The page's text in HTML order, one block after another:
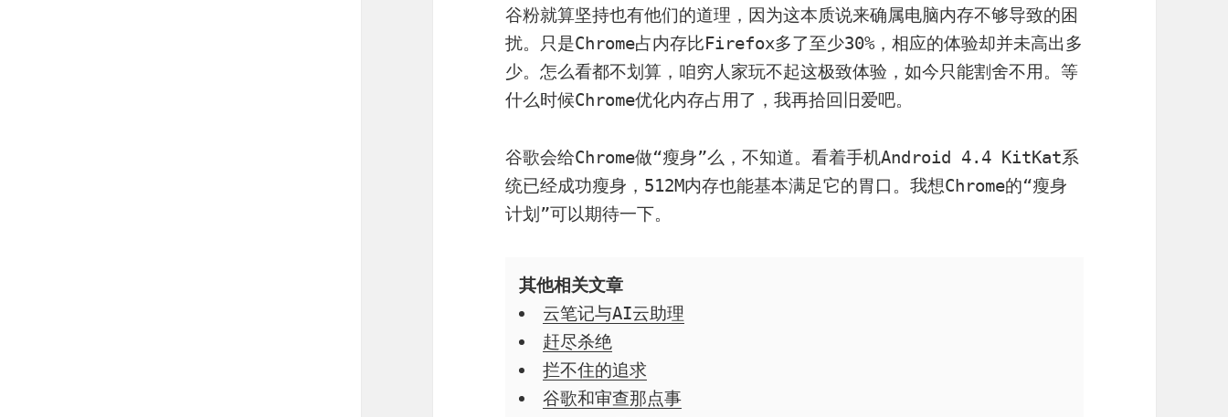
谷粉就算坚持也有他们的道理，因为这本质说来确属电脑内存不够导致的困
扰。只是Chrome占内存比Firefox多了至少30%，相应的体验却并未高出多
少。怎么看都不划算，咱穷人家玩不起这极致体验，如今只能割舍不用。等
什么时候Chrome优化内存占用了，我再拾回旧爱吧。
谷歌会给Chrome做“瘦身”么，不知道。看着手机Android 4.4 KitKat系
统已经成功瘦身，512M内存也能基本满足它的胃口。我想Chrome的“瘦身
计划”可以期待一下。
其他相关文章
云笔记与AI云助理
赶尽杀绝
拦不住的追求
谷歌和审查那点事